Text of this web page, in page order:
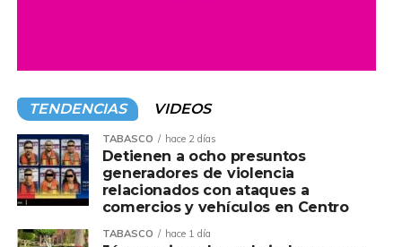
pesos.Durante este sábado, las familias del Centro
Integrador de Plátano y Cacao recibieron los beneficios
que brindan las dependencias del Gobierno del Pueblo en
los módulos donde los titulares de las mismas brindaron
atención en materia de salud, educación, seguridad,
asistencia social, movilidad, desarrollo agropecuario y
pesca, cultura, turismo y desarrollo económico, entre
TENDENCIAS VIDEOS
TABASCO hace 2 días
Detienen a ocho presuntos
generadores de violencia
relacionados con ataques a
comercios y vehículos en Centro
TABASCO hace 1 día